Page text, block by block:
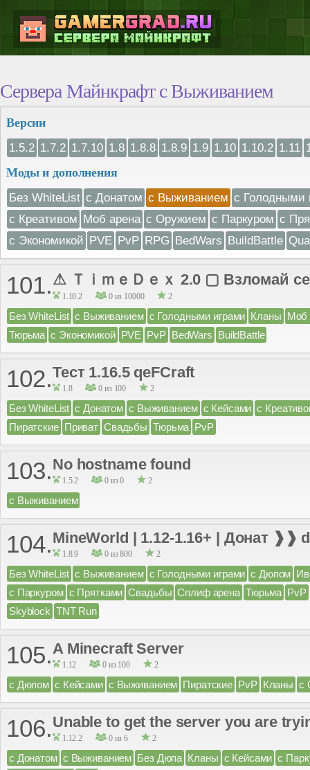
Сервера Майнкрафт с Выживанием
Версии
1.5.2 1.7.2 1.7.10 1.8 1.8.8 1.8.9 1.9 1.10 1.10.2 1.11
Моды и дополнения
Без WhiteList с Донатом с Выживанием с Голодными
с Креативом Моб арена с Оружием с Паркуром с
с Экономикой PVE PvP RPG BedWars BuildBattle
101.⚠ ＴｉｍｅＤｅｘ 2.0 ▢ Взломай
1.10.2 0 из 10000 2
Без WhiteList с Выживанием с Голодными играми Кланы Моб
Тюрьма с Экономикой PVE PvP BedWars BuildBattle
102.Тест 1.16.5 qeFCraft
1.8 0 из 100 2
Без WhiteList с Донатом с Выживанием с Кейсами с
Пиратские Приват Свадьбы Тюрьма PvP
103.No hostname found
1.5.2 0 из 0 2
с Выживанием
104.MineWorld | 1.12-1.16+ | Донат ❱❱
1.8.9 0 из 800 2
Без WhiteList с Выживанием с Голодными играми с Дюпом
с Паркуром с Прятками Свадьбы Сплиф арена Тюрьма PvP
Skyblock TNT Run
105.A Minecraft Server
1.12 0 из 100 2
с Дюпом с Кейсами с Выживанием Пиратские PvP Кланы с
106.Unable to get the server you are
1.12.2 0 из 6 2
с Донатом с Выживанием Без Дюпа Кланы с Кейсами с